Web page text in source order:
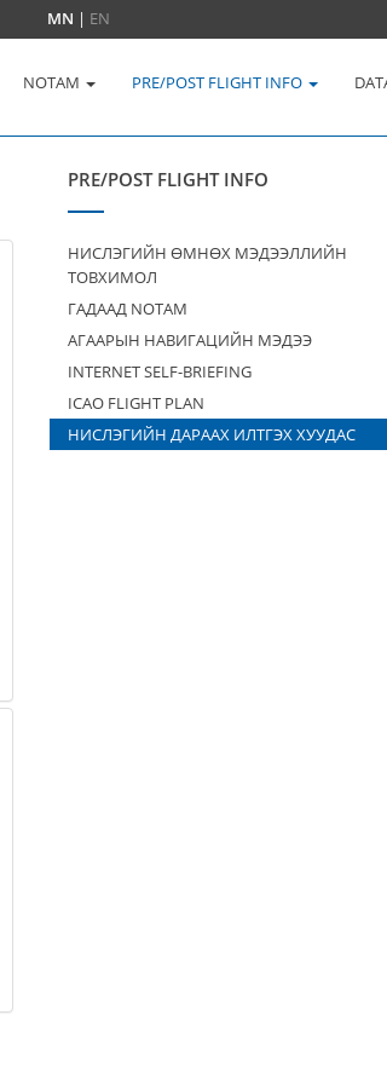
MN | EN
NOTAM PRE/POST FLIGHT INFO
PRE/POST FLIGHT INFO
НИСЛЭГИЙН ӨМНӨХ МЭДЭЭЛЛИЙН
ТОВХИМОЛ
ГАДААД NOTAM
АГААРЫН НАВИГАЦИЙН МЭДЭЭ
INTERNET SELF-BRIEFING
ICAO FLIGHT PLAN
НИСЛЭГИЙН ДАРААХ ИЛТГЭХ ХУУДАС